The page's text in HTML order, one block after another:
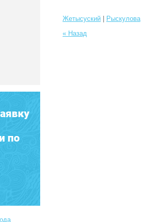
по
Жетысуский
Рыскулова
« Назад